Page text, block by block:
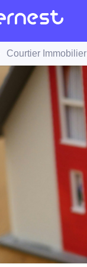
Courtier Immobilier